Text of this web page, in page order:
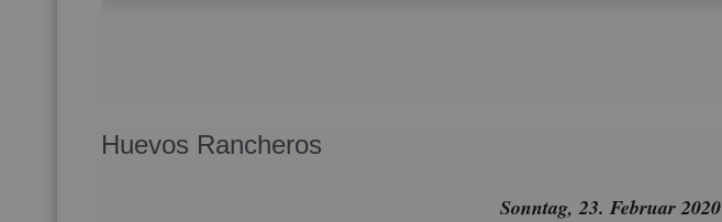
Hue­vos Ran­che­ros
Sonn­tag, 23. Fe­bru­ar 2020